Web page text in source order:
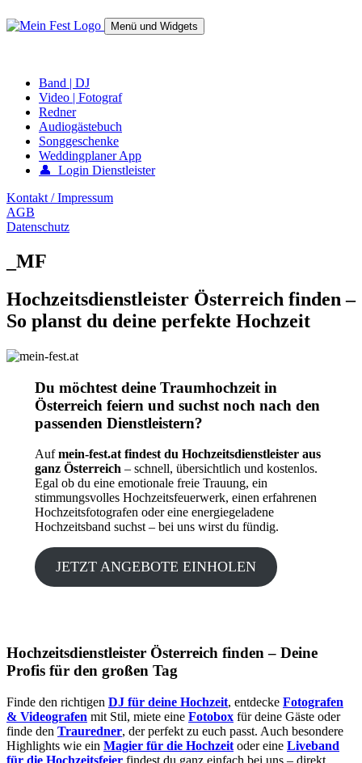
zum
Menü und Widgets
Band | DJ
Video | Fotograf
Redner
Audiogästebuch
Songgeschenke
Weddingplaner App
👤 Login Dienstleister
Kontakt / Impressum
AGB
Datenschutz
_MF
Hochzeitsdienstleister Österreich finden –
So planst du deine perfekte Hochzeit
Du möchtest deine Traumhochzeit in
Österreich feiern und suchst noch nach den
passenden Dienstleistern?
Aufmein-fest.at findest du Hochzeitsdienstleister aus
ganz Österreich– schnell, übersichtlich und kostenlos.
Egal ob du eine emotionale freie Trauung, ein
stimmungsvolles Hochzeitsfeuerwerk, einen erfahrenen
Hochzeitsfotografen oder eine energiegeladene
Hochzeitsband suchst – bei uns wirst du fündig.
JETZT ANGEBOTE EINHOLEN
Hochzeitsdienstleister Österreich finden – Deine
Profis für den großen Tag
Finde den richtigen DJ für deine Hochzeit, entdecke Fotografen
& Videografen mit Stil, miete eine Fotobox für deine Gäste oder
finde den Trauredner, der perfekt zu euch passt. Auch besondere
Highlights wie ein Magier für die Hochzeit oder eine Liveband
für die Hochzeitsfeier findest du ganz einfach bei uns – direkt